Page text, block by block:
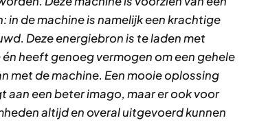
in de machine is namelijk een krachtige
Dezeenergiebron is te laden met
heeft genoeg vermogen om een gehele
met de machine. Een mooie oplossing
aan een beter imago, maar er ook voor
altijd enoveral uitgevoerd kunnen